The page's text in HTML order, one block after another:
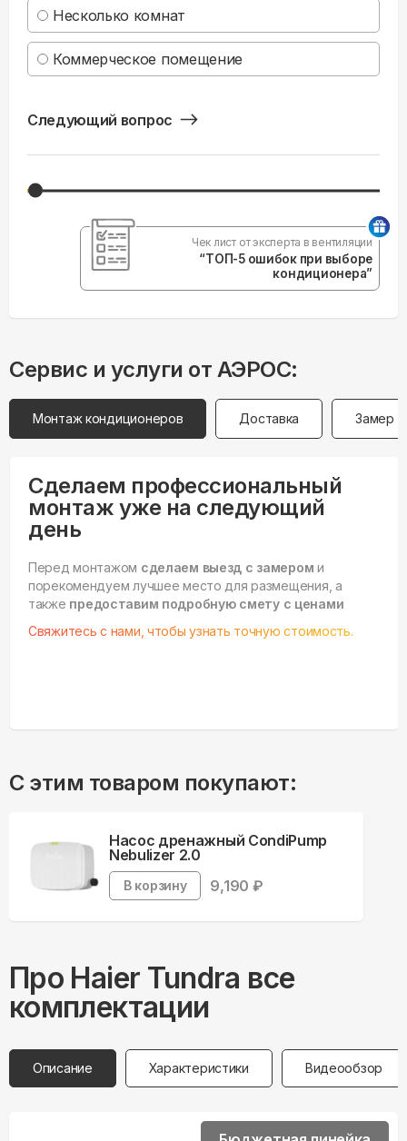
Несколько комнат
Коммерческое помещение
Следующий вопрос
Чек лист от эксперта в вентиляции
“ТОП-5 ошибок при выборе
кондиционера”
Сервис и услуги от АЭРОС:
Монтаж кондиционеров Доставка Замер
Сделаем профессиональный
монтаж уже на следующий
день
Перед монтажом сделаем выезд с замером и
порекомендуем лучшее место для размещения, а
также предоставим подробную смету с ценами
Свяжитесь с нами, чтобы узнать точную стоимость.
С этим товаром покупают:
Насос дренажный CondiPump
Nebulizer 2.0
В корзину 9,190 ₽
Про Haier Tundra все
комплектации
Описание Характеристики Видеообзор